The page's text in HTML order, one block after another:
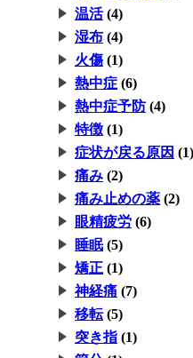
温活(4)
湿布 (4)
火傷(1)
熱中症 (6)
熱中症予防(4)
特徴 (1)
症状が戻る原因 (1)
痛み (2)
痛み止めの薬 (2)
眼精疲労 (6)
睡眠(5)
矯正 (1)
神経痛 (7)
移転(5)
突き指 (1)